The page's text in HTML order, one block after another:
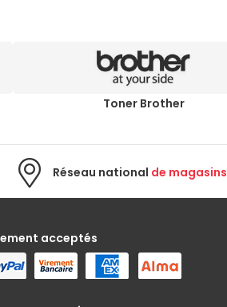
Toner Brother
Réseau national de magasins
acceptés